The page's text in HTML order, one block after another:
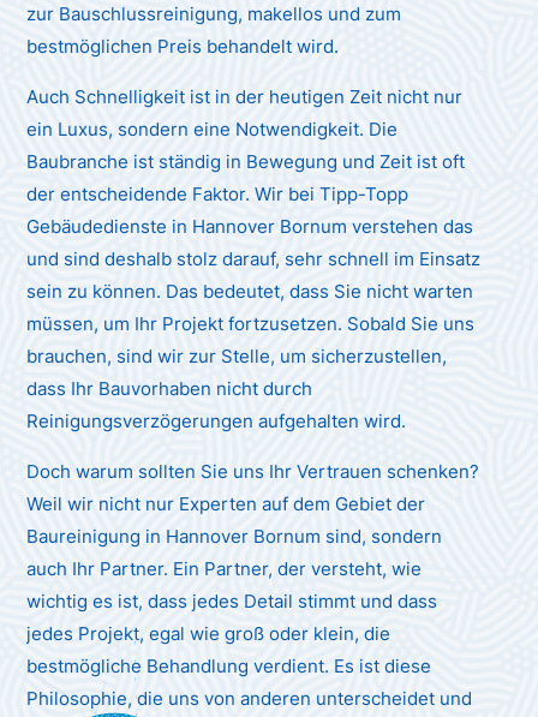
zur Bauschlussreinigung, makellos und zum
bestmöglichen Preis behandelt wird.
Auch Schnelligkeit ist in der heutigen Zeit nicht nur
ein Luxus, sondern eine Notwendigkeit. Die
Baubranche ist ständig in Bewegung und Zeit ist oft
der entscheidende Faktor. Wir bei Tipp-Topp
Gebäudedienste in Hannover Bornum verstehen das
und sind deshalb stolz darauf, sehr schnell im Einsatz
sein zu können. Das bedeutet, dass Sie nicht warten
müssen, um Ihr Projekt fortzusetzen. Sobald Sie uns
brauchen, sind wir zur Stelle, um sicherzustellen,
dass Ihr Bauvorhaben nicht durch
Reinigungsverzögerungen aufgehalten wird.
Doch warum sollten Sie uns Ihr Vertrauen schenken?
Weil wir nicht nur Experten auf dem Gebiet der
Baureinigung in Hannover Bornum sind, sondern
auch Ihr Partner. Ein Partner, der versteht, wie
wichtig es ist, dass jedes Detail stimmt und dass
jedes Projekt, egal wie groß oder klein, die
bestmögliche Behandlung verdient. Es ist diese
Philosophie, die uns von anderen unterscheidet und